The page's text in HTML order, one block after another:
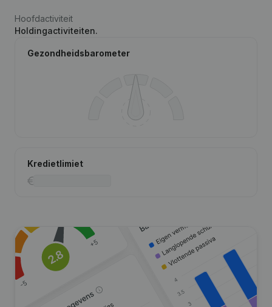
Hoofdactiviteit
Holdingactiviteiten.
Gezondheidsbarometer
Kredietlimiet